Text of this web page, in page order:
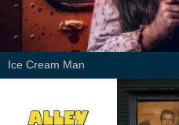
Ice Cream Man